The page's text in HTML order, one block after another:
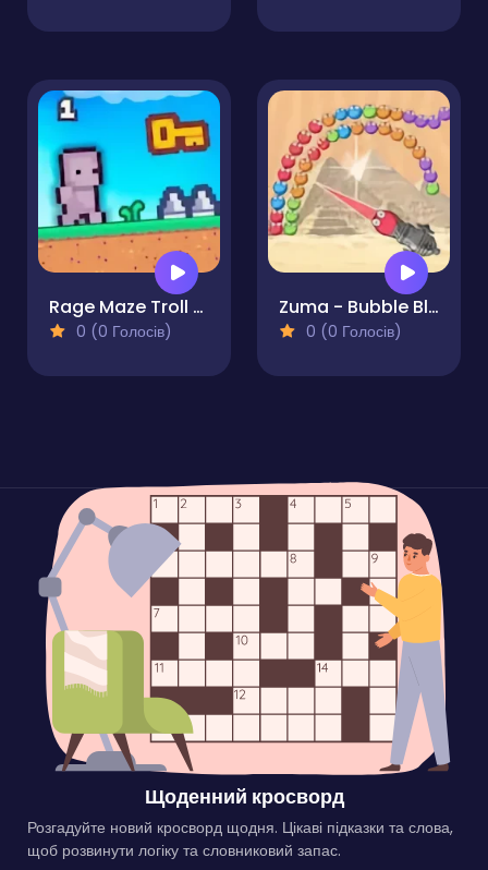
Rage Maze Troll Hardest Platformer
0 (0 Голосів)
Zuma - Bubble Blast
0 (0 Голосів)
Щоденний кросворд
Розгадуйте новий кросворд щодня. Цікаві підказки та слова,
щоб розвинути логіку та словниковий запас.